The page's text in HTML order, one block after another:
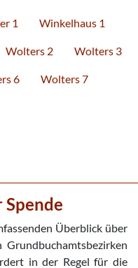
1 Winkelhaus 1
Wolters 2 Wolters 3
6 Wolters 7
Spende
Überblick über
in der Regel für die